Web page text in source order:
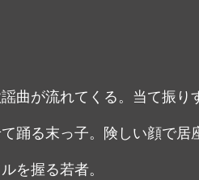
曲が流れてくる。当て振り
踊る末っ子。険しい顔で居
を握る若者。